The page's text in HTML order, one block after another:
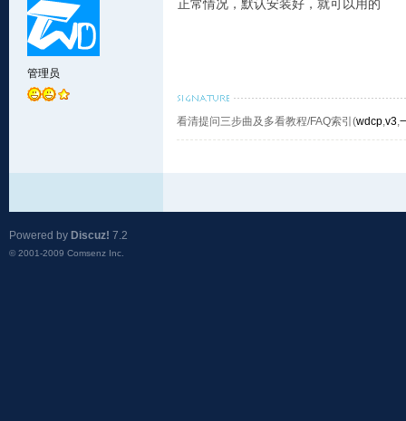
管理员
正常情况，默认安装好，就可以用的
看清提问三步曲及多看教程/FAQ索引(wdcp,v3,
Powered by Discuz! 7.2
© 2001-2009 Comsenz Inc.